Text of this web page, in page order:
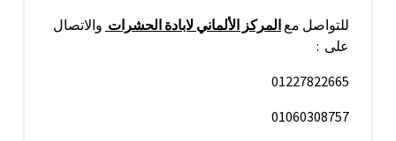
للتواصل معالمركز الألماني لابادة الحشراتوالاتصال
على :
01227822665
01060308757